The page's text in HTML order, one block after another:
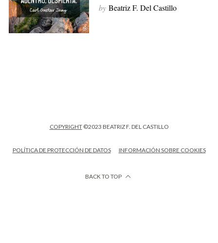
by Beatriz F. Del Castillo
COPYRIGHT©2023 BEATRIZ F. DEL CASTILLO
POLÍTICA DE PROTECCIÓN DE DATOS INFORMACIÓN SOBRE COOKIES
BACK TO TOP